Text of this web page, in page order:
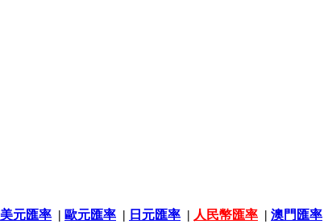
美元匯率 | 歐元匯率 | 日元匯率 | 人民幣匯率 | 澳門匯率